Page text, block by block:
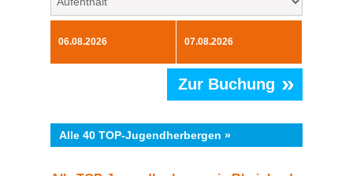
Zur Buchung »
Alle 40 TOP-Jugendherbergen »